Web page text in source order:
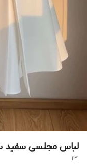
لباس مجلسی سفید
131